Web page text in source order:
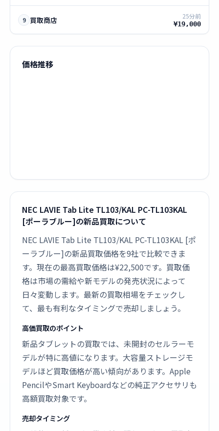
9 買取商店 25分前
¥19,000
価格推移
NEC LAVIE Tab Lite TL103/KAL PC-TL103KAL
[ポーラブルー]の新品買取について
NEC LAVIE Tab Lite TL103/KAL PC-TL103KAL [ポ
ーラブルー]の新品買取価格を9社で比較できま
す。現在の最高買取価格は¥22,500です。買取価
格は市場の需給や新モデルの発売状況によって
日々変動します。最新の買取相場をチェックし
て、最も有利なタイミングで売却しましょう。
高価買取のポイント
新品タブレットの買取では、未開封のセルラーモ
デルが特に高値になります。大容量ストレージモ
デルほど買取価格が高い傾向があります。Apple
PencilやSmart Keyboardなどの純正アクセサリも
高額買取対象です。
売却タイミング